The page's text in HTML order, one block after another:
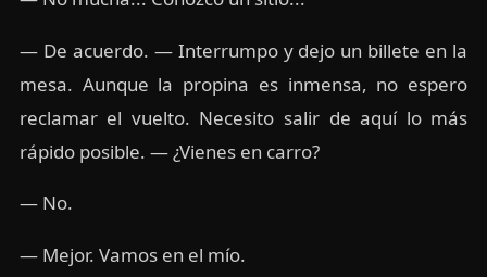
— De acuerdo. — Interrumpo y dejo un billete en la
mesa. Aunque la propina es inmensa, no espero
reclamar el vuelto. Necesito salir de aquí lo más
rápido posible. — ¿Vienes en carro?
— No.
— Mejor. Vamos en el mío.